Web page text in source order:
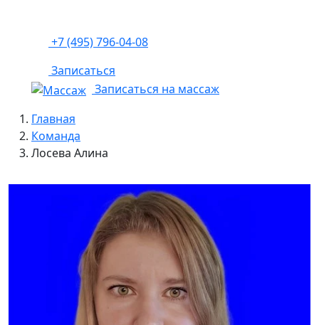
+7 (495) 796-04-08
Записаться
Записаться на массаж
Главная
Команда
Лосева Алина